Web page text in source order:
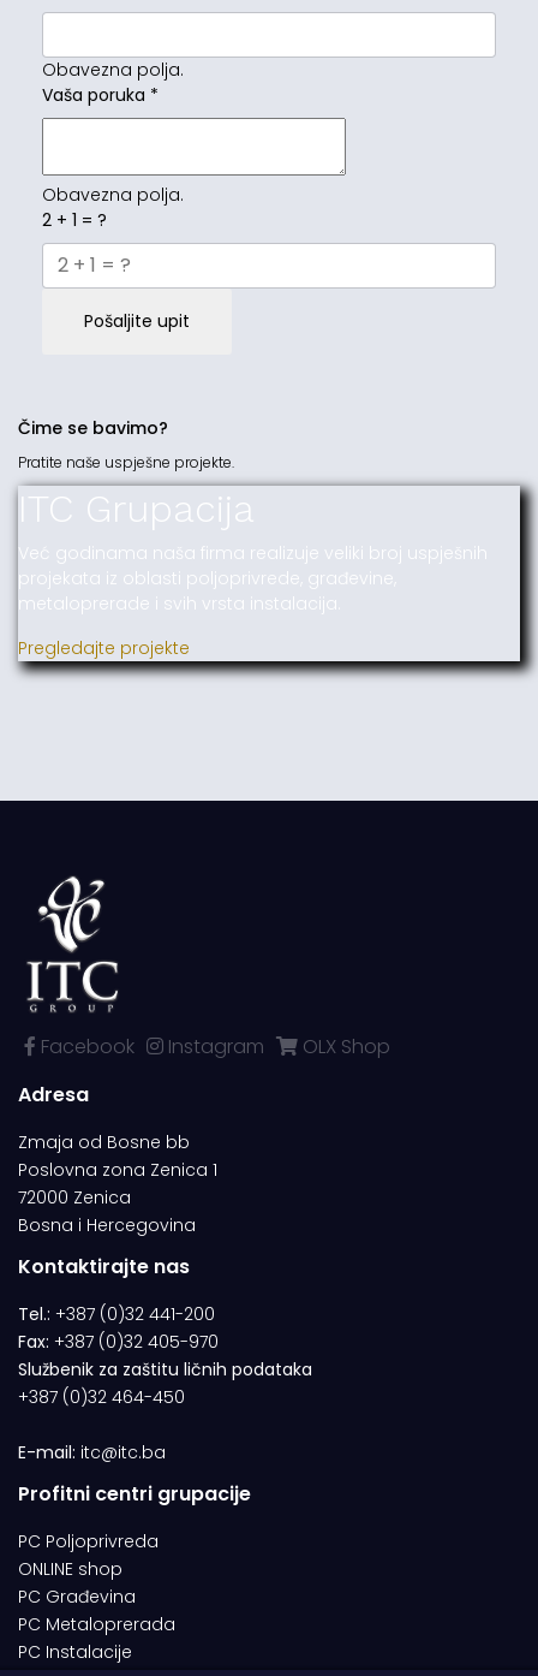
Obavezna polja.
Vaša poruka *
Obavezna polja.
2 + 1 = ?
Pošaljite upit
Čime se bavimo?
Pratite naše uspješne projekte.
ITC Grupacija
Već godinama naša firma realizuje veliki broj uspješnih
projekata iz oblasti poljoprivrede, građevine,
metaloprerade i svih vrsta instalacija.
Pregledajte projekte
Facebook Instagram
OLX Shop
Adresa
Zmaja od Bosne bb
Poslovna zona Zenica 1
72000 Zenica
Bosna i Hercegovina
Kontaktirajte nas
Tel.: +387 (0)32 441-200
Fax: +387 (0)32 405-970
Službenik za zaštitu ličnih podataka
+387 (0)32 464-450
E-mail: itc@itc.ba
Profitni centri grupacije
PC Poljoprivreda
ONLINE shop
PC Građevina
PC Metaloprerada
PC Instalacije